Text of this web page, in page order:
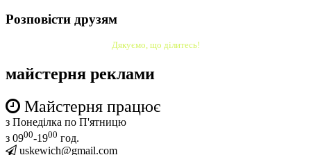
Розповісти друзям
Дякуємо, що ділитесь!
майстерня реклами
Майстерня працює
з Понеділка по П'ятницю
з 0900-1900 год.
uskewich@gmail.com